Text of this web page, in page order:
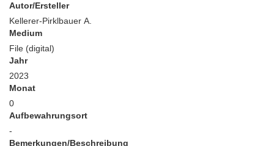
Autor/Ersteller
Kellerer-Pirklbauer A.
Medium
File (digital)
Jahr
2023
Monat
0
Aufbewahrungsort
-
Bemerkungen/Beschreibung